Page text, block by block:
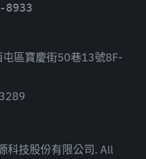
8933
區寶慶街50巷13號8F-
科技股份有限公司. All